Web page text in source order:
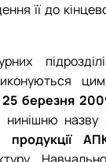
її до
25 березня
назву
продукції